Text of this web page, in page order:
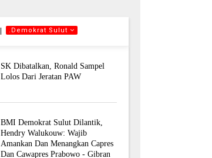
.Demokrat Sulut
SK Dibatalkan, Ronald Sampel
Lolos Dari Jeratan PAW
BMI Demokrat Sulut Dilantik,
Hendry Walukouw: Wajib
Amankan Dan Menangkan Capres
Dan Cawapres Prabowo - Gibran